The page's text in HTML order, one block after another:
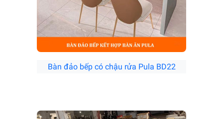
Bàn đảo bếp có chậu rửa Pula BD22